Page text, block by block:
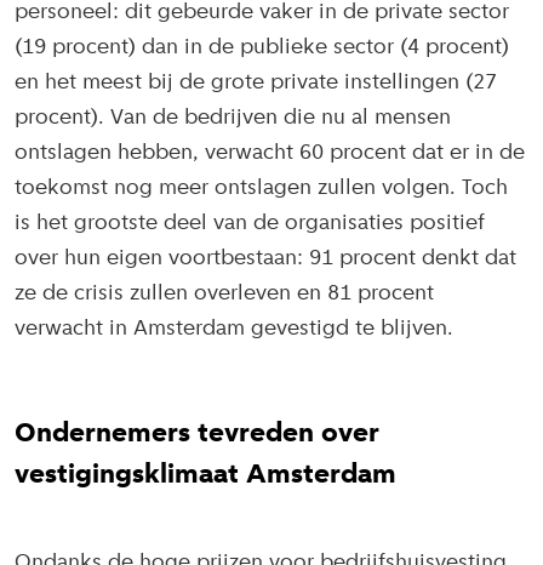
personeel: dit gebeurde vaker in de private sector
(19 procent) dan in de publieke sector (4 procent)
en het meest bij de grote private instellingen (27
procent). Van de bedrijven die nu al mensen
ontslagen hebben, verwacht 60 procent dat er in de
toekomst nog meer ontslagen zullen volgen. Toch
is het grootste deel van de organisaties positief
over hun eigen voortbestaan: 91 procent denkt dat
ze de crisis zullen overleven en 81 procent
verwacht in Amsterdam gevestigd te blijven.
Ondernemers tevreden over
vestigingsklimaat Amsterdam